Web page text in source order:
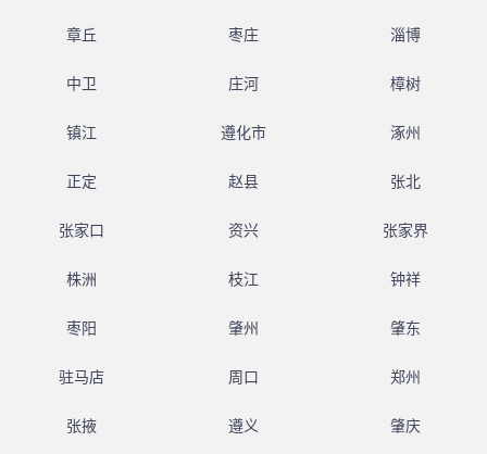
章丘 枣庄 淄博
中卫 庄河 樟树
镇江 遵化市 涿州
正定 赵县 张北
张家口 资兴 张家界
株洲 枝江 钟祥
枣阳 肇州 肇东
驻马店 周口 郑州
张掖 遵义 肇庆